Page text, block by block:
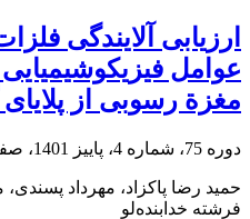
ارزیابی آلایندگی
عوامل
مغزة رسوبی از
دوره 75، شماره 4، پاییز 1401، صفحه
حمید رضا پاکزاد، مهرداد
فرشته خدابنده‌لو